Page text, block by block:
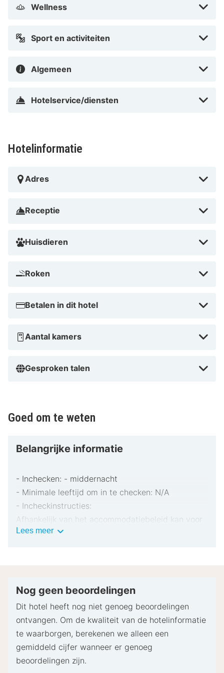
Universum Bremen en Universiteit van Bremen. Dit
Bürgerpark Bremen en op 0,9 km van Citizienpark.
Wellness
Sport en activiteiten
Algemeen
Hotelservice/diensten
Hotelinformatie
Adres
Receptie
Huisdieren
Roken
Betalen in dit hotel
Aantal kamers
Gesproken talen
Goed om te weten
Belangrijke informatie
- Inchecken: - middernacht
- Minimale leeftijd om in te checken: N/A
- Incheckinstructies:
Afhankelijk van het accommodatiebeleid kan voor
extra personen een toeslag in rekening worden
pinpas of borgsom in contanten te verstrekken
Speciale verzoeken worden onder voorbehoud van
beschikbaarheid bij het inchecken ingewilligd.
Hiervoor kunnen extra kosten in rekening worden
gebracht. Speciale verzoeken kunnen niet worden
gegarandeerd.
Lees meerBelangrijke
Nog geen beoordelingen
Dit hotel heeft nog niet genoeg beoordelingen
ontvangen. Om de kwaliteit van de hotelinformatie
te waarborgen, berekenen we alleen een
gemiddeld cijfer wanneer er genoeg
beoordelingen zijn.